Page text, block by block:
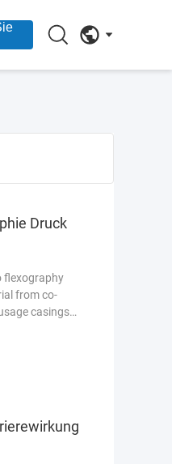
Druck
flexography
from co-
casings